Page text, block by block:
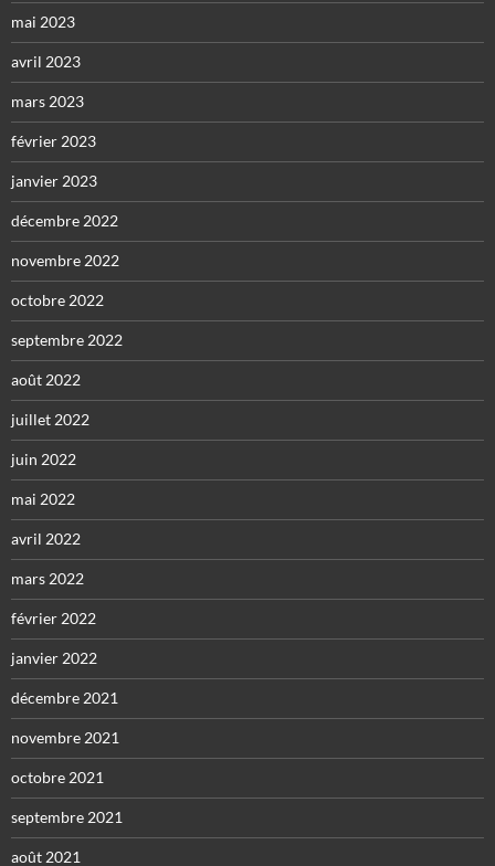
mai 2023
avril 2023
mars 2023
février 2023
janvier 2023
décembre 2022
novembre 2022
octobre 2022
septembre 2022
août 2022
juillet 2022
juin 2022
mai 2022
avril 2022
mars 2022
février 2022
janvier 2022
décembre 2021
novembre 2021
octobre 2021
septembre 2021
août 2021